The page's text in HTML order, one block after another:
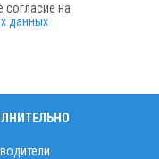
согласие на
данных